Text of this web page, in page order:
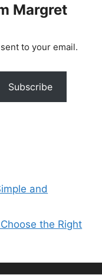
Margret
to your email.
Subscribe
and
the Right